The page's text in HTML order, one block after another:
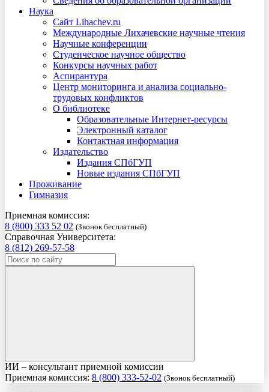
Наука
Сайт Lihachev.ru
Международные Лихачевские научные чтения
Научные конференции
Студенческое научное общество
Конкурсы научных работ
Аспирантура
Центр мониторинга и анализа социально-
трудовых конфликтов
О библиотеке
Образовательные Интернет-ресурсы
Электронный каталог
Контактная информация
Издательство
Издания СПбГУП
Новые издания СПбГУП
Проживание
Гимназия
Приемная комиссия:
8 (800) 333 52 02 (Звонок бесплатный)
Справочная Университета:
8 (812) 269-57-58
ИИ – консультант приемной комиссии
Приемная комиссия: 8 (800) 333-52-02 (Звонок бесплатный)